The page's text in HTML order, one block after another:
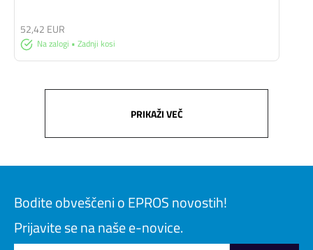
Na zalogi • Zadnji kosi
52,42 EUR
PRIKAŽI VEČ
Bodite obveščeni o EPROS novostih!
Prijavite se na naše e-novice.